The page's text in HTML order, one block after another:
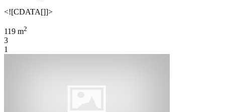
<![CDATA[]]>
119 m2
3
1